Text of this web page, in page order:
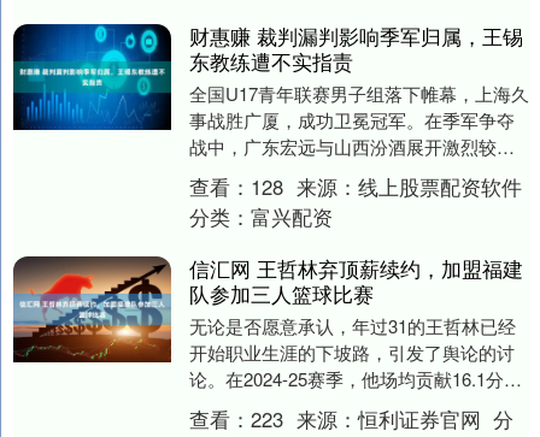
财惠赚 裁判漏判影响季军归属，王锡
东教练遭不实指责
全国U17青年联赛男子组落下帷幕，上海久
事战胜广厦，成功卫冕冠军。在季军争夺
战中，广东宏远与山西汾酒展开激烈较
量，加时赛末段广东宏远险胜获得季军。
尽管广东一度领....
查看： 128 来源： 线上股票配资软件
分类： 富兴配资
信汇网 王哲林弃顶薪续约，加盟福建
队参加三人篮球比赛
无论是否愿意承认，年过31的王哲林已经
开始职业生涯的下坡路，引发了舆论的讨
论。在2024-25赛季，他场均贡献16.1分
10.3篮板的数据看似不错，然而与巅峰
时....
查看： 223 来源：恒利证券官网 分